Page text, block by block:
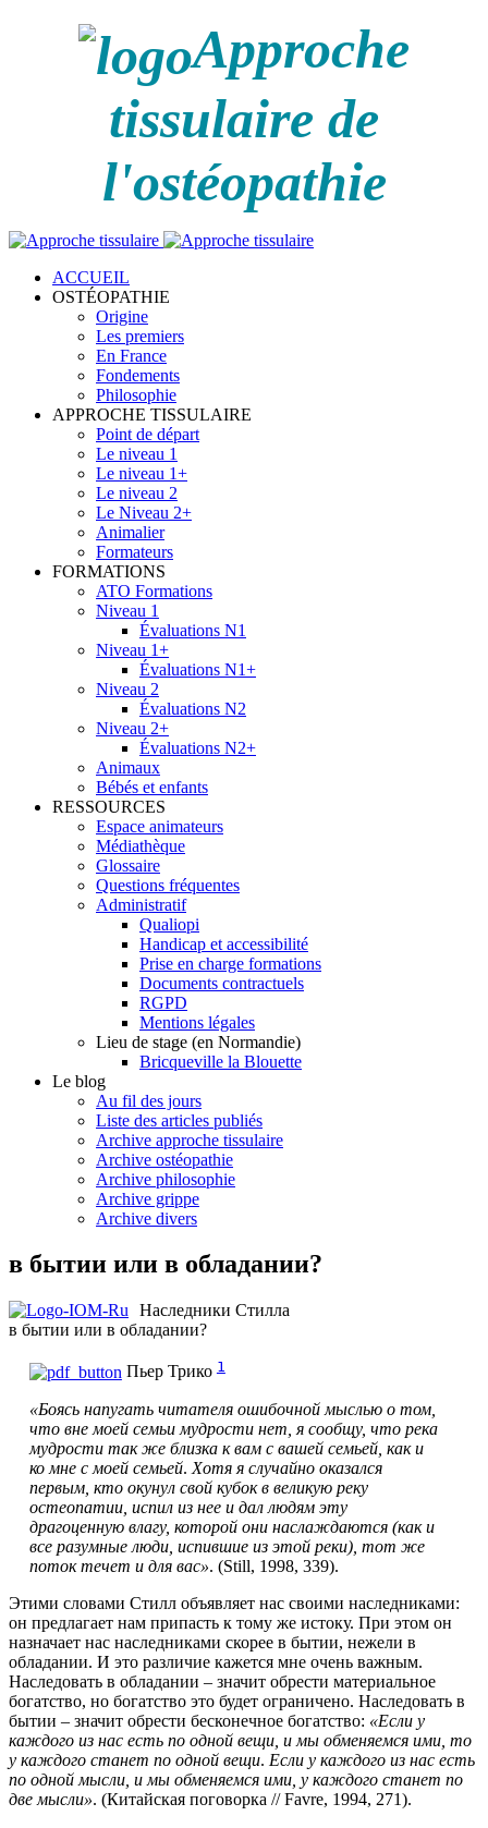
Approche
tissulaire de
l'ostéopathie
ACCUEIL
OSTÉOPATHIE
Origine
Les premiers
En France
Fondements
Philosophie
APPROCHE TISSULAIRE
Point de départ
Le niveau 1
Le niveau 1+
Le niveau 2
Le Niveau 2+
Animalier
Formateurs
FORMATIONS
ATO Formations
Niveau 1
Évaluations N1
Niveau 1+
Évaluations N1+
Niveau 2
Évaluations N2
Niveau 2+
Évaluations N2+
Animaux
Bébés et enfants
RESSOURCES
Espace animateurs
Médiathèque
Glossaire
Questions fréquentes
Administratif
Qualiopi
Handicap et accessibilité
Prise en charge formations
Documents contractuels
RGPD
Mentions légales
Lieu de stage (en Normandie)
Bricqueville la Blouette
Le blog
Au fil des jours
Liste des articles publiés
Archive approche tissulaire
Archive ostéopathie
Archive philosophie
Archive grippe
Archive divers
в бытии или в обладании?
Наследники Стилла
в бытии или в обладании?
Пьер Трико 1
«Боясь напугать читателя ошибочной мыслью о том,
что вне моей семьи мудрости нет, я сообщу, что река
мудрости так же близка к вам с вашей семьей, как и
ко мне с моей семьей. Хотя я случайно оказался
первым, кто окунул свой кубок в великую реку
остеопатии, испил из нее и дал людям эту
драгоценную влагу, которой они наслаждаются (как и
все разумные люди, испившие из этой реки), тот же
поток течет и для вас». (Still, 1998, 339).
Этими словами Стилл объявляет нас своими наследниками:
он предлагает нам припасть к тому же истоку. При этом он
назначает нас наследниками скорее в бытии, нежели в
обладании. И это различие кажется мне очень важным.
Наследовать в обладании – значит обрести материальное
богатство, но богатство это будет ограничено. Наследовать в
бытии – значит обрести бесконечное богатство: «Если у
каждого из нас есть по одной вещи, и мы обменяемся ими, то
у каждого станет по одной вещи. Если у каждого из нас есть
по одной мысли, и мы обменяемся ими, у каждого станет по
две мысли». (Китайская поговорка // Favre, 1994, 271).